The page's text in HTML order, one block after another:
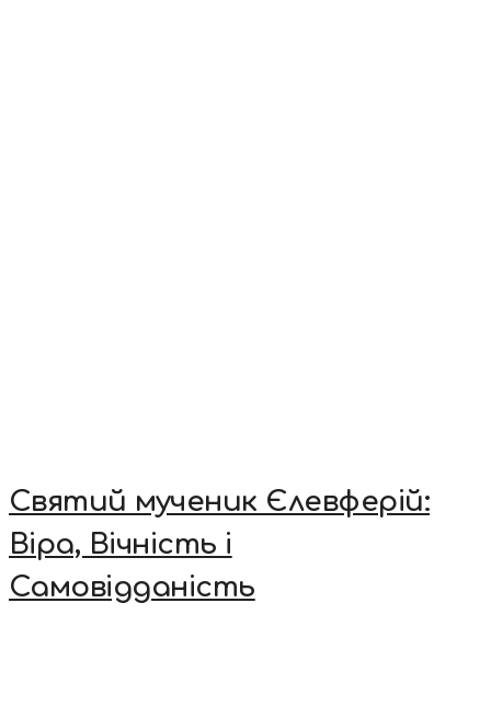
Святий мученик Єлевферій:
Віра, Вічність і
Самовідданість